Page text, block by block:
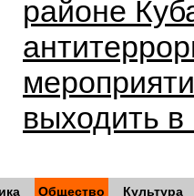
районе
выходить
Общество Культура